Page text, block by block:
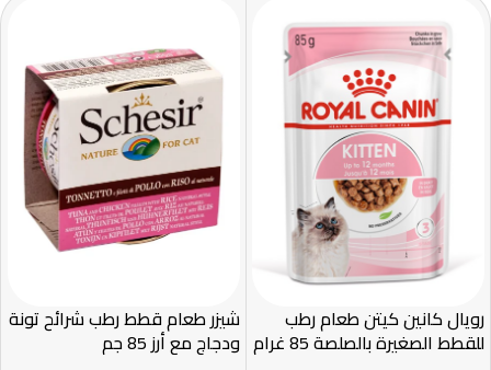
رويال كانين كيتن طعام رطب
للقطط الصغيرة بالصلصة 85 غرام
شيزر طعام قطط رطب شرائح تونة
ودجاج مع أرز 85 جم